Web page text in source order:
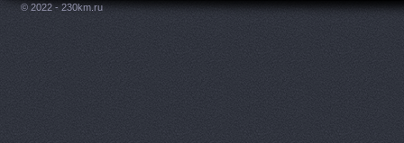
© 2022 - 230km.ru